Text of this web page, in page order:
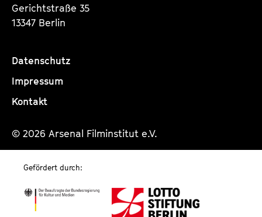
Gerichtstraße 35
13347 Berlin
Datenschutz
Impressum
Kontakt
© 2026 Arsenal Filminstitut e.V.
Gefördert durch: